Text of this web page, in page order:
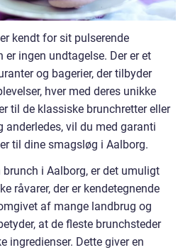
kendt for sit pulserende
er ingen undtagelse. Der er et
og bagerier, der tilbyder
hver med deres unikke
til de klassiske brunchretter eller
anderledes, vil du med garanti
til dine smagsløg i Aalborg.
i Aalborg, er det umuligt
råvarer, der er kendetegnende
af mange landbrug og
at de fleste brunchsteder
ingredienser. Dette giver en